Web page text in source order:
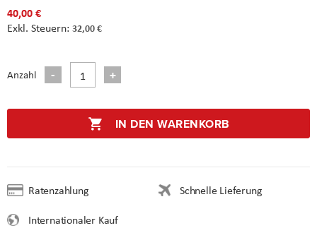
40,00 €
32,00 €
Anzahl
IN DEN WARENKORB
Ratenzahlung
Schnelle Lieferung
Internationaler Kauf